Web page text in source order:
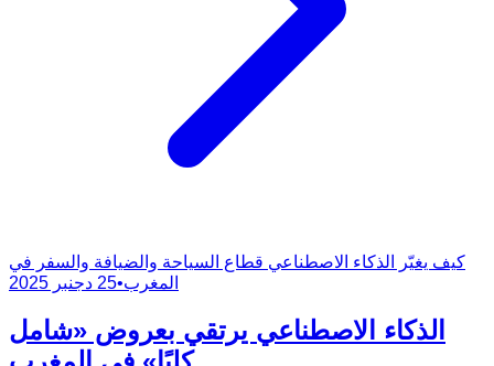
كيف يغيّر الذكاء الاصطناعي قطاع السياحة والضيافة والسفر في
المغرب•25 دجنبر 2025
الذكاء الاصطناعي يرتقي بعروض «شامل